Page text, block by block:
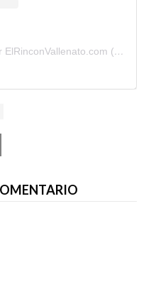
Una publicación compartida por ElRinconVallenato.com (@elrinconvallenato)